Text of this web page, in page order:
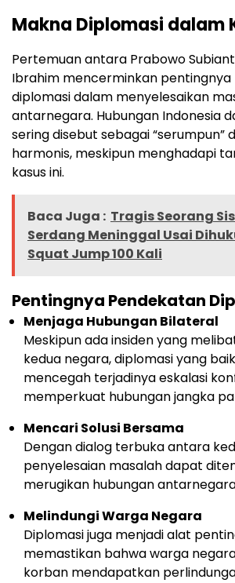
Makna Diplomasi dalam
Pertemuan antara Prabowo
Ibrahim mencerminkan
diplomasi dalam menyelesaikan
antarnegara. Hubungan Indonesia
sering disebut sebagai
harmonis, meskipun menghadapi
kasus ini.
Baca Juga : Tragis Seorang
Serdang Meninggal Usai
Squat Jump 100 Kali
Pentingnya Pendekatan
Menjaga Hubungan Bilateral
Meskipun ada insiden yang
kedua negara, diplomasi yang
mencegah terjadinya eskalasi
memperkuat hubungan jangka
Mencari Solusi Bersama
Dengan dialog terbuka antara
penyelesaian masalah dapat
merugikan hubungan
Melindungi Warga Negara
Diplomasi juga menjadi alat
memastikan bahwa warga
korban mendapatkan